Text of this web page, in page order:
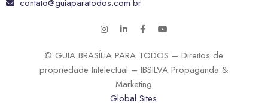
contato@guiaparatodos.com.br
© GUIA BRASÍLIA PARA TODOS – Direitos de
propriedade Intelectual – IBSILVA Propaganda &
Marketing
Global Sites